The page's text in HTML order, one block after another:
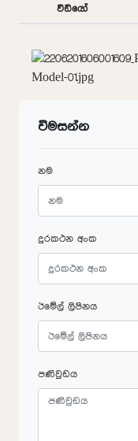
වීඩියෝ
විමසන්න
නම
දුරකථන අංක
ඊමේල් ලිපිනය
පණිවුඩය